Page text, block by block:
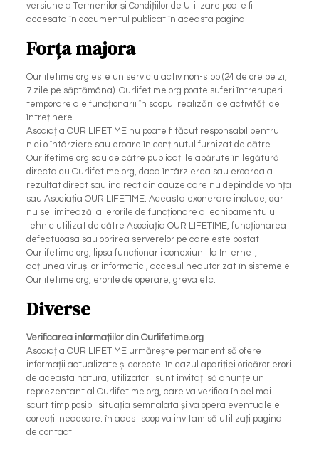
versiune a Termenilor și Condițiilor de Utilizare poate fi
accesata în documentul publicat în aceasta pagina.
Forța majora
Ourlifetime.org este un serviciu activ non-stop (24 de ore pe zi,
7 zile pe săptămâna). Ourlifetime.org poate suferi întreruperi
temporare ale funcționarii în scopul realizării de activități de
întreținere.
Asociația OUR LIFETIME nu poate fi făcut responsabil pentru
nici o întârziere sau eroare în conținutul furnizat de către
Ourlifetime.org sau de către publicațiile apărute în legătură
directa cu Ourlifetime.org, daca întârzierea sau eroarea a
rezultat direct sau indirect din cauze care nu depind de voința
sau Asociația OUR LIFETIME. Aceasta exonerare include, dar
nu se limitează la: erorile de funcționare al echipamentului
tehnic utilizat de către Asociația OUR LIFETIME, funcționarea
defectuoasa sau oprirea serverelor pe care este postat
Ourlifetime.org, lipsa funcționarii conexiunii la Internet,
acțiunea virușilor informatici, accesul neautorizat în sistemele
Ourlifetime.org, erorile de operare, greva etc.
Diverse
Verificarea informațiilor din Ourlifetime.org
Asociația OUR LIFETIME urmărește permanent să ofere
informații actualizate și corecte. în cazul apariției oricăror erori
de aceasta natura, utilizatorii sunt invitați să anunțe un
reprezentant al Ourlifetime.org, care va verifica în cel mai
scurt timp posibil situația semnalata și va opera eventualele
corecții necesare. în acest scop va invitam să utilizați pagina
de contact.